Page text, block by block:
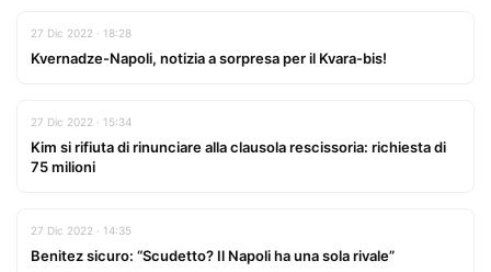
27 Dic 2022 · 18:28
Kvernadze-Napoli, notizia a sorpresa per il Kvara-bis!
27 Dic 2022 · 15:34
Kim si rifiuta di rinunciare alla clausola rescissoria: richiesta di
75 milioni
27 Dic 2022 · 14:35
Benitez sicuro: “Scudetto? Il Napoli ha una sola rivale”